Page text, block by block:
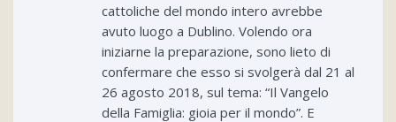
cattoliche del mondo intero avrebbe
avuto luogo a Dublino. Volendo ora
iniziarne la preparazione, sono lieto di
confermare che esso si svolgerà dal 21 al
26 agosto 2018, sul tema: “Il Vangelo
della Famiglia: gioia per il mondo”. E